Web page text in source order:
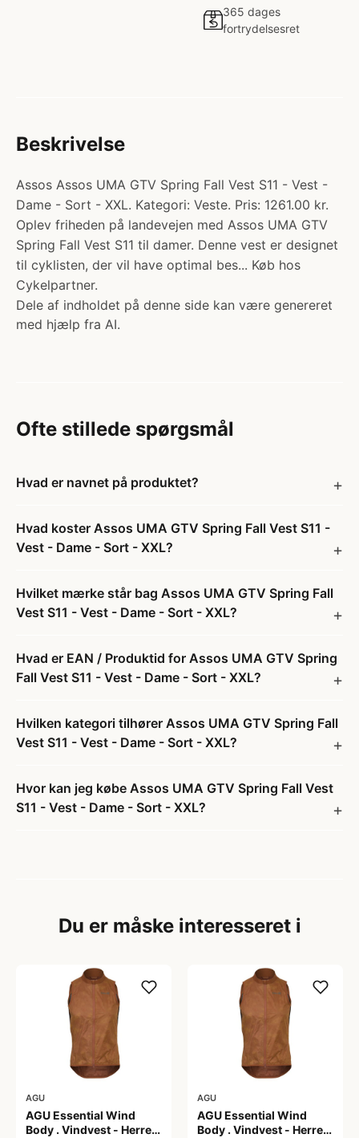
365 dages
fortrydelsesret
Beskrivelse
Assos Assos UMA GTV Spring Fall Vest S11 - Vest -
Dame - Sort - XXL. Kategori: Veste. Pris: 1261.00 kr.
Oplev friheden på landevejen med Assos UMA GTV
Spring Fall Vest S11 til damer. Denne vest er designet
til cyklisten, der vil have optimal bes... Køb hos
Cykelpartner.
Dele af indholdet på denne side kan være genereret
med hjælp fra AI.
Ofte stillede spørgsmål
Hvad er navnet på produktet?
Hvad koster Assos UMA GTV Spring Fall Vest S11 -
Vest - Dame - Sort - XXL?
Hvilket mærke står bag Assos UMA GTV Spring Fall
Vest S11 - Vest - Dame - Sort - XXL?
Hvad er EAN / Produktid for Assos UMA GTV Spring
Fall Vest S11 - Vest - Dame - Sort - XXL?
Hvilken kategori tilhører Assos UMA GTV Spring Fall
Vest S11 - Vest - Dame - Sort - XXL?
Hvor kan jeg købe Assos UMA GTV Spring Fall Vest
S11 - Vest - Dame - Sort - XXL?
Du er måske interesseret i
AGU
AGU Essential Wind
Body . Vindvest - Herre -
AGU
AGU Essential Wind
Body . Vindvest - Herre -